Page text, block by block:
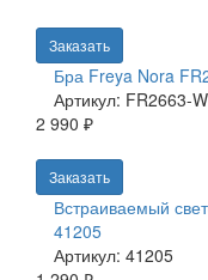
Заказать
Бра Freya Nora
Артикул: FR2663-
2 990 ₽
Заказать
Встраиваемый
41205
Артикул: 41205